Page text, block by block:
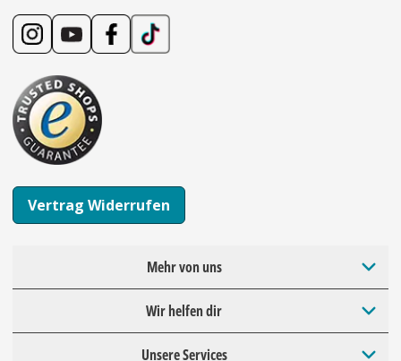
Vertrag Widerrufen
Mehr von uns
Wir helfen dir
Unsere Services